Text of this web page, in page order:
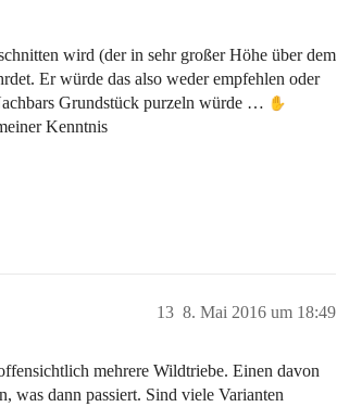
wird (der in sehr großer Höhe über dem
Er würde das also weder empfehlen oder
Grundstück purzeln würde …
Kenntnis
8. Mai 2016 um 18:49
13
mehrere Wildtriebe. Einen davon
was dann passiert. Sind viele Varianten